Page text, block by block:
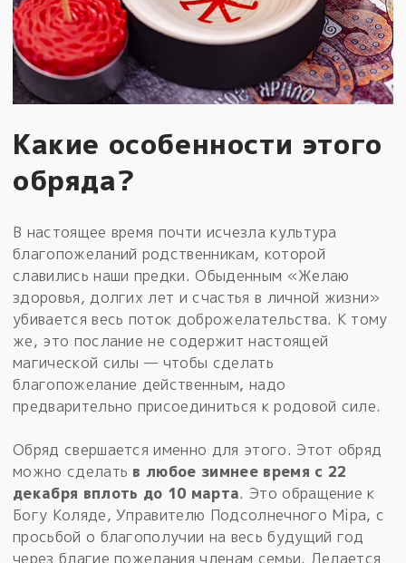
Какие особенности этого
обряда?
В настоящее время почти исчезла культура
благопожеланий родственникам, которой
славились наши предки. Обыденным «Желаю
здоровья, долгих лет и счастья в личной жизни»
убивается весь поток доброжелательства. К тому
же, это послание не содержит настоящей
магической силы — чтобы сделать
благопожелание действенным, надо
предварительно присоединиться к родовой силе.
Обряд свершается именно для этого. Этот обряд
можно сделать в любое зимнее время с 22
декабря вплоть до 10 марта. Это обращение к
Богу Коляде, Управителю Подсолнечного Мiра, с
просьбой о благополучии на весь будущий год
через благие пожелания членам семьи. Делается